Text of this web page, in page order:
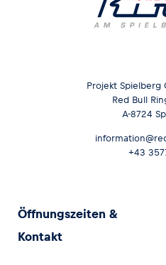
Projekt Spielberg
Red Bull
A-8724
+43
Öffnungszeiten &
Kontakt